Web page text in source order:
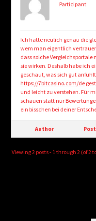
Participant
Ich hatte neulich genau die
wem man eigentlich
dass solche
sie wirken. Deshalb habe ich
geschaut, was sich gut
https://7bitcasino.com/de
und leicht zu verstehen. Für
schauen statt nur
ein bisschen bei deiner
Author
Viewing 2 posts - 1 through 2 (of 2